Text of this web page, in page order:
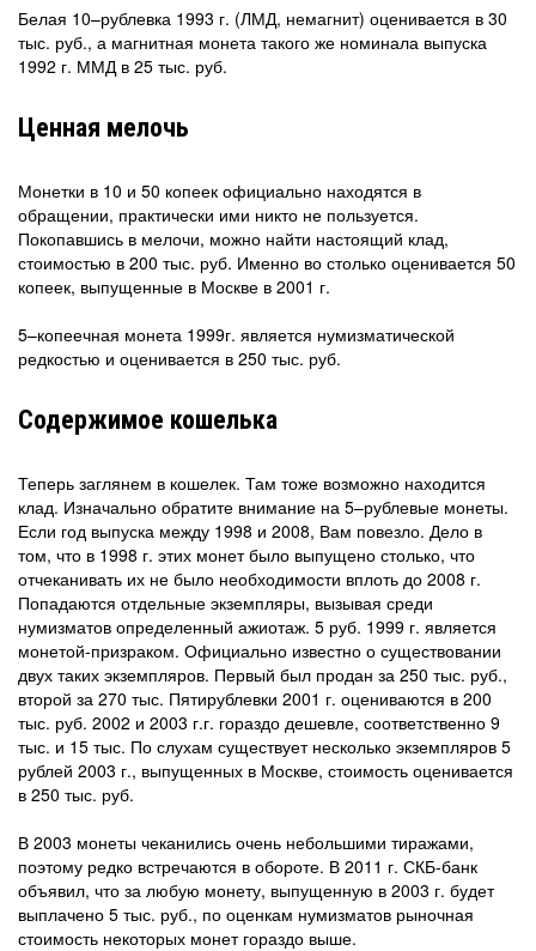
Белая 10–рублевка 1993 г. (ЛМД, немагнит) оценивается в 30
тыс. руб., а магнитная монета такого же номинала выпуска
1992 г. ММД в 25 тыс. руб.
Ценная мелочь
Монетки в 10 и 50 копеек официально находятся в
обращении, практически ими никто не пользуется.
Покопавшись в мелочи, можно найти настоящий клад,
стоимостью в 200 тыс. руб. Именно во столько оценивается 50
копеек, выпущенные в Москве в 2001 г.
5–копеечная монета 1999г. является нумизматической
редкостью и оценивается в 250 тыс. руб.
Содержимое кошелька
Теперь заглянем в кошелек. Там тоже возможно находится
клад. Изначально обратите внимание на 5–рублевые монеты.
Если год выпуска между 1998 и 2008, Вам повезло. Дело в
том, что в 1998 г. этих монет было выпущено столько, что
отчеканивать их не было необходимости вплоть до 2008 г.
Попадаются отдельные экземпляры, вызывая среди
нумизматов определенный ажиотаж. 5 руб. 1999 г. является
монетой-призраком. Официально известно о существовании
двух таких экземпляров. Первый был продан за 250 тыс. руб.,
второй за 270 тыс. Пятирублевки 2001 г. оцениваются в 200
тыс. руб. 2002 и 2003 г.г. гораздо дешевле, соответственно 9
тыс. и 15 тыс. По слухам существует несколько экземпляров 5
рублей 2003 г., выпущенных в Москве, стоимость оценивается
в 250 тыс. руб.
В 2003 монеты чеканились очень небольшими тиражами,
поэтому редко встречаются в обороте. В 2011 г. СКБ-банк
объявил, что за любую монету, выпущенную в 2003 г. будет
выплачено 5 тыс. руб., по оценкам нумизматов рыночная
стоимость некоторых монет гораздо выше.